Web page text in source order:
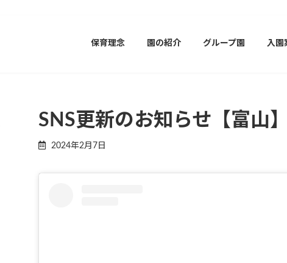
保育理念 園の紹介 グループ園 入園
SNS更新のお知らせ【富山】
2024年2月7日